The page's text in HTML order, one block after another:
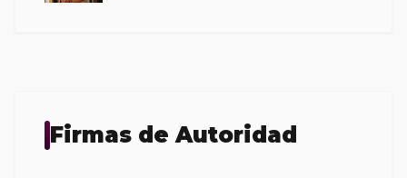
Firmas de Autoridad